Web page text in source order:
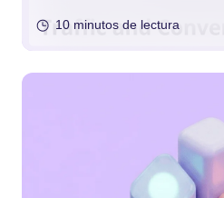
10 minutos de lectura